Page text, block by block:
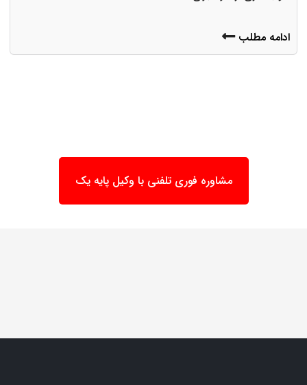
ادامه مطلب
مشاوره فوری تلفنی با وکیل پایه یک